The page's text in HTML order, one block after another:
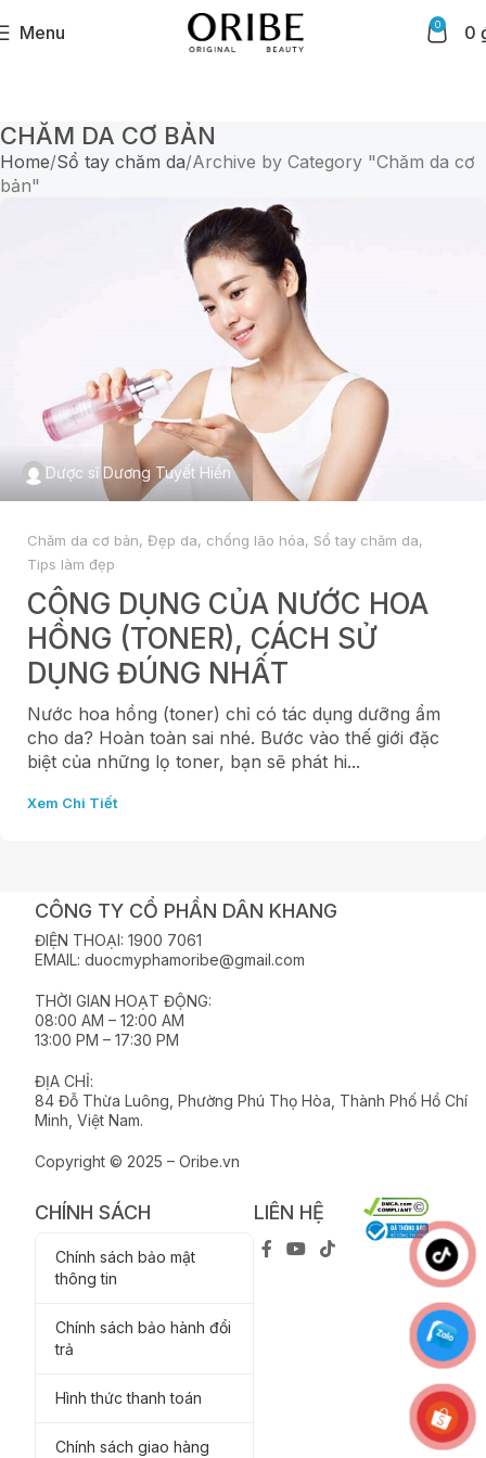
Menu 0 0
CHĂM DA CƠ BẢN
Home Sổ tay chăm da Archive by Category "Chăm da cơ
bản"
Dược sĩ Dương Tuyết Hiền
Chăm da cơ bản, Đẹp da, chống lão hóa, Sổ tay chăm da,
Tips làm đẹp
CÔNG DỤNG CỦA NƯỚC HOA
HỒNG (TONER), CÁCH SỬ
DỤNG ĐÚNG NHẤT
Nước hoa hồng (toner) chỉ có tác dụng dưỡng ẩm
cho da? Hoàn toàn sai nhé. Bước vào thế giới đặc
biệt của những lọ toner, bạn sẽ phát hi...
Xem Chi Tiết
CÔNG TY CỔ PHẦN DÂN KHANG
ĐIỆN THOẠI: 1900 7061
EMAIL: duocmyphamoribe@gmail.com
THỜI GIAN HOẠT ĐỘNG:
08:00 AM – 12:00 AM
13:00 PM – 17:30 PM
ĐỊA CHỈ:
84 Đỗ Thừa Luông, Phường Phú Thọ Hòa, Thành Phố Hồ Chí
Minh, Việt Nam.
Copyright © 2025 – Oribe.vn
CHÍNH SÁCH
Chính sách bảo mật
thông tin
Chính sách bảo hành đổi
trả
Hình thức thanh toán
Chính sách giao hàng
LIÊN HỆ